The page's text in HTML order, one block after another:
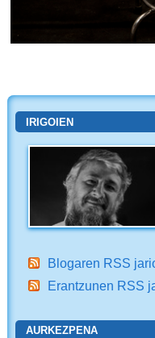
IRIGOIEN
Blogaren RSS
Erantzunen RSS
AURKEZPENA